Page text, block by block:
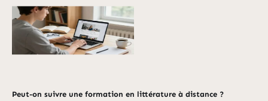
Peut-on suivre une formation en littérature à distance ?